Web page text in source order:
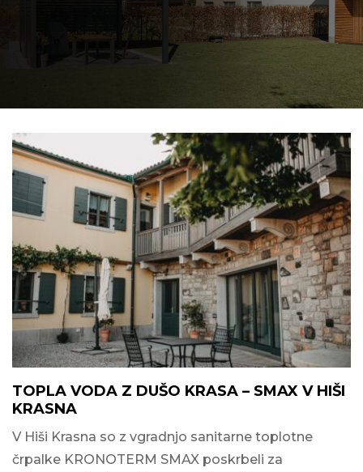
TOPLA VODA Z DUŠO KRASA – SMAX V HIŠI
KRASNA
V Hiši Krasna so z vgradnjo sanitarne toplotne
črpalke KRONOTERM SMAX poskrbeli za